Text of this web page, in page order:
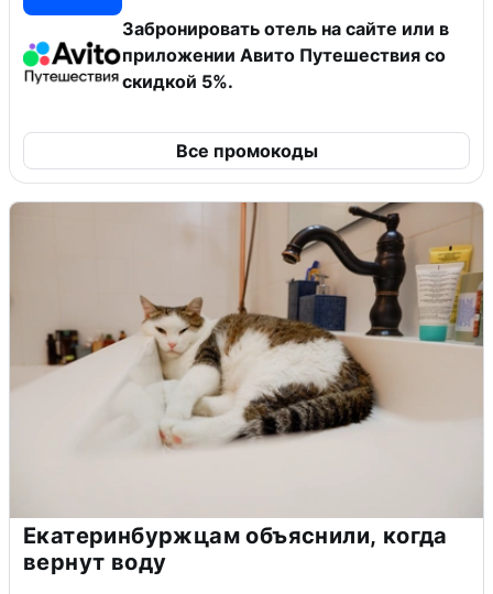
Забронировать отель на сайте или в
приложении Авито Путешествия со
скидкой 5%.
Все промокоды
Екатеринбуржцам объяснили, когда
вернут воду